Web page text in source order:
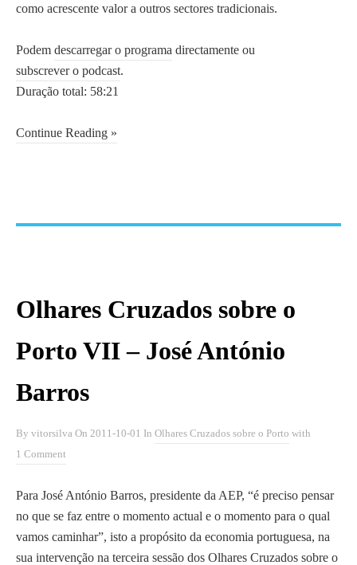
como acrescente valor a outros sectores tradicionais.
Podem descarregar o programa directamente ou
subscrever o podcast.
Duração total: 58:21
Continue Reading »
Olhares Cruzados sobre o
Porto VII – José António
Barros
By vitorsilva On 2011-10-01 In Olhares Cruzados sobre o Porto with
1 Comment
Para José António Barros, presidente da AEP, “é preciso pensar
no que se faz entre o momento actual e o momento para o qual
vamos caminhar”, isto a propósito da economia portuguesa, na
sua intervenção na terceira sessão dos Olhares Cruzados sobre o